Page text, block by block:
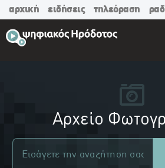
αρχική ειδήσεις τηλεόραση
Αρχείο